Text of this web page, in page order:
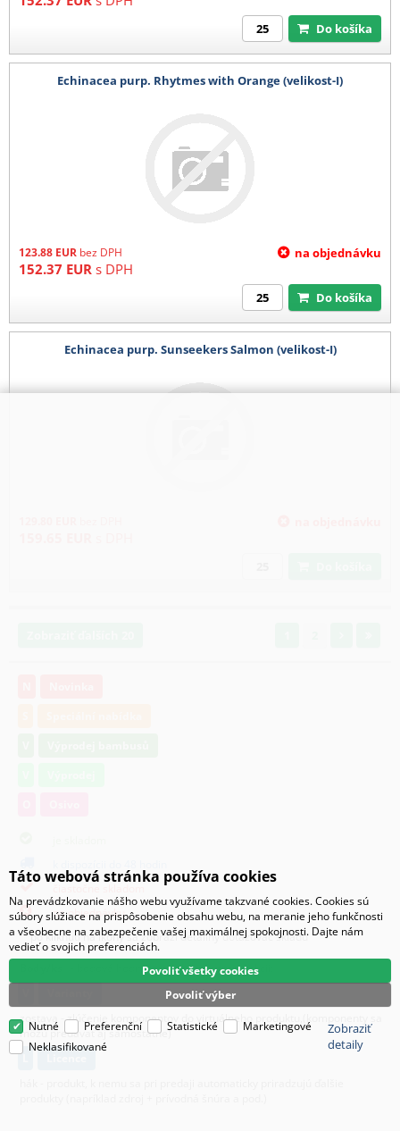
Do košíka
Echinacea purp. Rhytmes with Orange (velikost-I)
123.88 EUR bez DPH
152.37 EUR s DPH
na objednávku
Do košíka
Echinacea purp. Sunseekers Salmon (velikost-I)
na objednávku
po kliknutí na ikony sa zobrazí detailný dotazovač skladu
- bodová hodnota produktu v promoakcii;
zostava - zlúčenie komponentov do virtuálneho produktu,(komponenty sa
môžu predávať aj samostatne)
Táto webová stránka používa cookies
Na prevádzkovanie nášho webu využívame takzvané cookies. Cookies sú
súbory slúžiace na prispôsobenie obsahu webu, na meranie jeho funkčnosti
a všeobecne na zabezpečenie vašej maximálnej spokojnosti. Dajte nám
vedieť o svojich preferenciách.
Povoliť výber
Povoliť všetky cookies
Nutné Preferenční Statistické
Marketingové
Neklasifikované
Zobraziť
detaily